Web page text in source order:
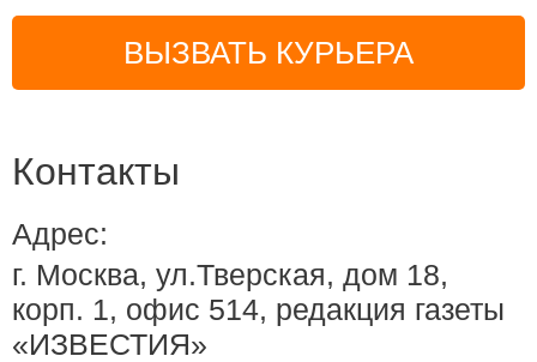
ВЫЗВАТЬ КУРЬЕРА
Контакты
Адрес:
г. Москва, ул.Тверская, дом 18,
корп. 1, офис 514, редакция газеты
«ИЗВЕСТИЯ»